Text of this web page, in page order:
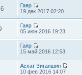
Гаяр
19 дек 2017 02:20
Гаяр
05 июн 2016 19:23
Гаяр
15 май 2016 12:53
Асхат Зиганшин
10 фев 2016 14:07